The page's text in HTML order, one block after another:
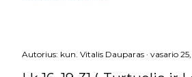
Autorius: kun. Vitalis Dauparas vasario